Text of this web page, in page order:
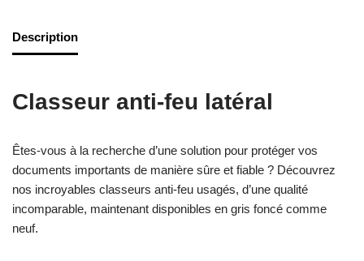
Description
Classeur anti-feu latéral
Êtes-vous à la recherche d’une solution pour protéger vos
documents importants de manière sûre et fiable ? Découvrez
nos incroyables classeurs anti-feu usagés, d’une qualité
incomparable, maintenant disponibles en gris foncé comme
neuf.